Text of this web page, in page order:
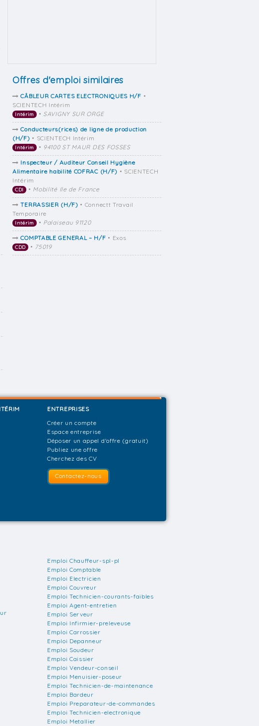
Offres d'emploi similaires
CÂBLEUR CARTES ELECTRONIQUES H/F •
SCIENTECH Intérim
Intérim • SAVIGNY SUR ORGE
Conducteurs(rices) de ligne de production
(H/F) • SCIENTECH Intérim
Intérim • 94100 ST MAUR DES FOSSES
Inspecteur / Auditeur Conseil Hygiène
Alimentaire habilité COFRAC (H/F) • SCIENTECH
Intérim
CDI • Mobilité Ile de France
TERRASSIER (H/F) • Connectt Travail
Temporaire
Intérim • Palaiseau 91120
COMPTABLE GENERAL – H/F • Exos
CDD • 75019
ENTREPRISES
Créer un compte
Espace entreprise
Déposer un appel d'offre (gratuit)
Publiez une offre
Cherchez des CV
Contactez-nous
Emploi Chauffeur-spl-pl
Emploi Comptable
Emploi Electricien
Emploi Couvreur
Emploi Technicien-courants-faibles
Emploi Agent-entretien
Emploi Serveur
Emploi Infirmier-preleveuse
Emploi Carrossier
Emploi Depanneur
Emploi Soudeur
Emploi Caissier
Emploi Vendeur-conseil
Emploi Menuisier-poseur
Emploi Technicien-de-maintenance
Emploi Bardeur
Emploi Preparateur-de-commandes
Emploi Technicien-electronique
Emploi Metallier